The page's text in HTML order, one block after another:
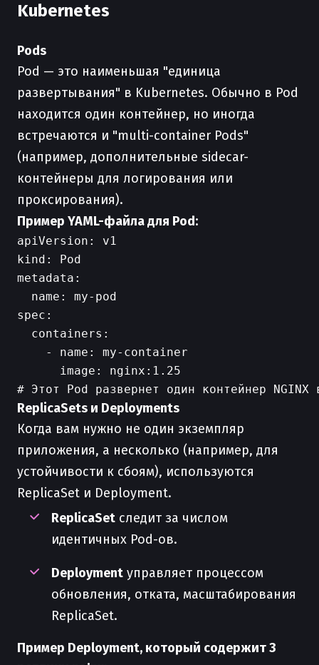
Kubernetes
Pods
Pod — это наименьшая "единица
развертывания" в Kubernetes. Обычно в Pod
находится один контейнер, но иногда
встречаются и "multi-container Pods"
(например, дополнительные sidecar-
контейнеры для логирования или
проксирования).
Пример YAML-файла для Pod:
apiVersion: v1
kind: Pod
metadata:
  name: my-pod
spec:
  containers:
    - name: my-container
      image: nginx:1.25
ReplicaSets и Deployments
Когда вам нужно не один экземпляр
приложения, а несколько (например, для
устойчивости к сбоям), используются
ReplicaSet и Deployment.
ReplicaSet следит за числом
идентичных Pod-ов.
Deployment управляет процессом
обновления, отката, масштабирования
ReplicaSet.
Пример Deployment, который содержит 3